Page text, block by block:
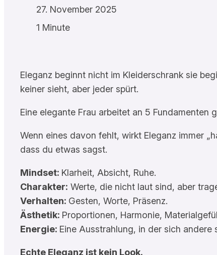
27. November 2025
1 Minute
Eleganz beginnt nicht im Kleiderschrank sie
keiner sieht, aber jeder spürt.
Eine elegante Frau arbeitet an 5 Fundamenten
Wenn eines davon fehlt, wirkt Eleganz immer
dass du etwas sagst.
Mindset: Klarheit, Absicht, Ruhe.
Charakter: Werte, die nicht laut sind, aber
Verhalten: Gesten, Worte, Präsenz.
Ästhetik: Proportionen, Harmonie,
Energie: Eine Ausstrahlung, in der sich andere
Echte Eleganz ist kein Look.